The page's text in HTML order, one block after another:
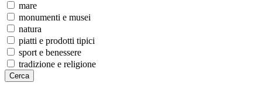
mare
monumenti e musei
natura
piatti e prodotti tipici
sport e benessere
tradizione e religione